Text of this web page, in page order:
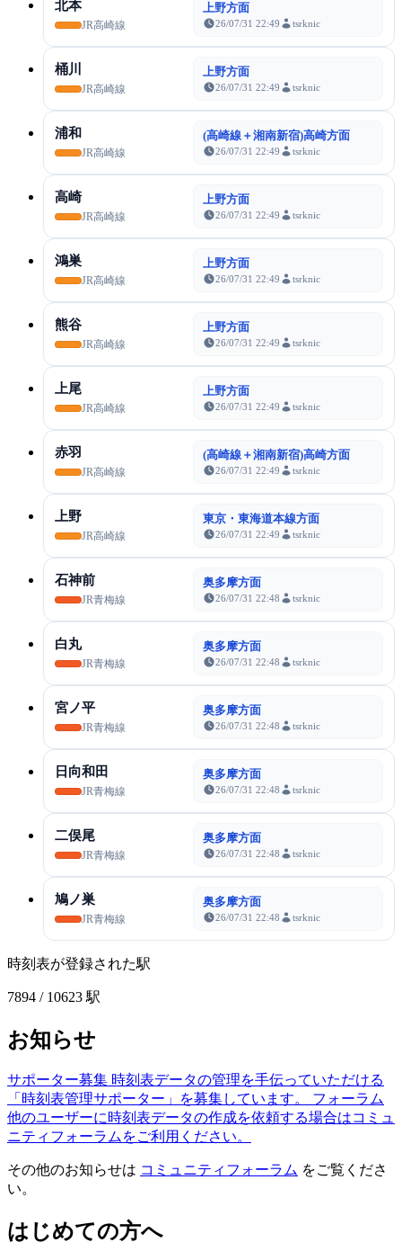
北本
JR高崎線
上野方面
26/07/31 22:49 tsrknic
桶川
JR高崎線
上野方面
26/07/31 22:49 tsrknic
浦和
JR高崎線
(高崎線＋湘南新宿)高崎方面
26/07/31 22:49 tsrknic
高崎
JR高崎線
上野方面
26/07/31 22:49 tsrknic
鴻巣
JR高崎線
上野方面
26/07/31 22:49 tsrknic
熊谷
JR高崎線
上野方面
26/07/31 22:49 tsrknic
上尾
JR高崎線
上野方面
26/07/31 22:49 tsrknic
赤羽
JR高崎線
(高崎線＋湘南新宿)高崎方面
26/07/31 22:49 tsrknic
上野
JR高崎線
東京・東海道本線方面
26/07/31 22:49 tsrknic
石神前
JR青梅線
奥多摩方面
26/07/31 22:48 tsrknic
白丸
JR青梅線
奥多摩方面
26/07/31 22:48 tsrknic
宮ノ平
JR青梅線
奥多摩方面
26/07/31 22:48 tsrknic
日向和田
JR青梅線
奥多摩方面
26/07/31 22:48 tsrknic
二俣尾
JR青梅線
奥多摩方面
26/07/31 22:48 tsrknic
鳩ノ巣
JR青梅線
奥多摩方面
26/07/31 22:48 tsrknic
時刻表が登録された駅
7894 / 10623 駅
お知らせ
サポーター募集 時刻表データの管理を手伝っていただける
「時刻表管理サポーター」を募集しています。
フォーラム
他のユーザーに時刻表データの作成を依頼する場合はコミュ
ニティフォーラムをご利用ください。
その他のお知らせは コミュニティフォーラム をご覧くださ
い。
はじめての方へ